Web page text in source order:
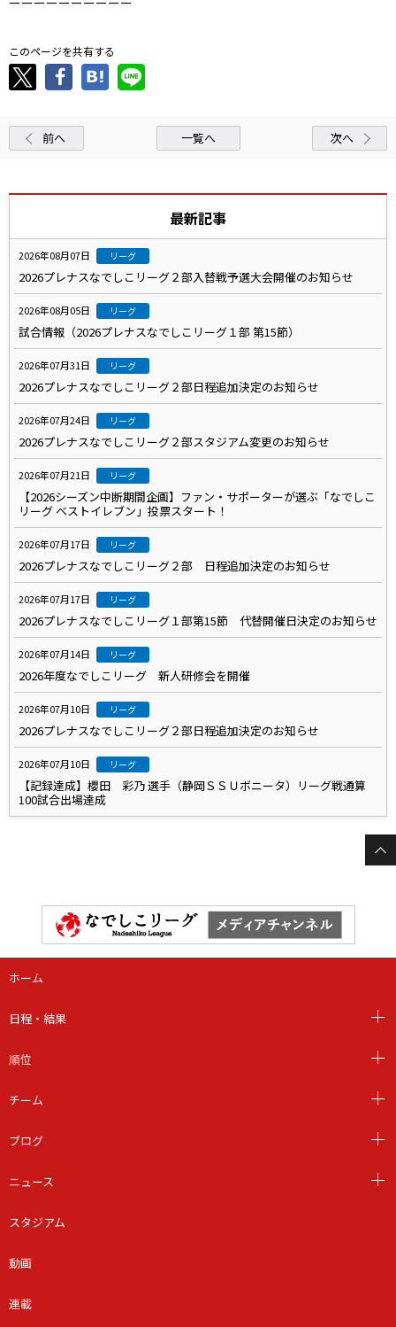
このページを共有する
前へ 一覧へ 次へ
最新記事
2026年08月07日 リーグ
2026プレナスなでしこリーグ２部入替戦予選大会開催のお知らせ
2026年08月05日 リーグ
試合情報（2026プレナスなでしこリーグ１部 第15節）
2026年07月31日 リーグ
2026プレナスなでしこリーグ２部日程追加決定のお知らせ
2026年07月24日 リーグ
2026プレナスなでしこリーグ２部スタジアム変更のお知らせ
2026年07月21日 リーグ
【2026シーズン中断期間企画】ファン・サポーターが選ぶ「なでしこ
リーグ ベストイレブン」投票スタート！
2026年07月17日 リーグ
2026プレナスなでしこリーグ２部 日程追加決定のお知らせ
2026年07月17日 リーグ
2026プレナスなでしこリーグ１部第15節 代替開催日決定のお知らせ
2026年07月14日 リーグ
2026年度なでしこリーグ 新人研修会を開催
2026年07月10日 リーグ
2026プレナスなでしこリーグ２部日程追加決定のお知らせ
2026年07月10日 リーグ
【記録達成】櫻田 彩乃 選手（静岡ＳＳＵボニータ）リーグ戦通算
100試合出場達成
ホーム
日程・結果
順位
チーム
ブログ
ニュース
スタジアム
動画
連載